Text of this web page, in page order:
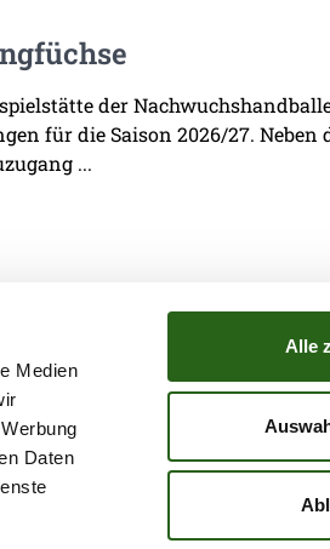
Medien
Daten
Alle
der
für die Saison 2026/27. Neben
...